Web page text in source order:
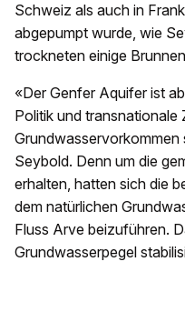
Schweiz als auch in
abgepumpt wurde, wie
trockneten einige
«Der Genfer Aquifer ist
Politik und transnationale
Grundwasservorkommen
Seybold. Denn um die
erhalten, hatten sich die
dem natürlichen
Fluss Arve beizuführen.
Grundwasserpegel